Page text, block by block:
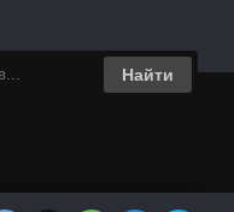
Найти